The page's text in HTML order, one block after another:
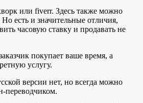
или fiverr. Здесь также можно
есть и значительные отличия,
часовую ставку и продавать не
покупает ваше время, а
услугу.
версии нет, но всегда можно
переводчиком.